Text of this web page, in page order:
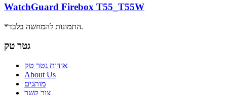
WatchGuard Firebox T55_T55W
*התמונות להמחשה בלבד.
גטר טק
אודות גטר טק
About Us
מותגים
צור קשר